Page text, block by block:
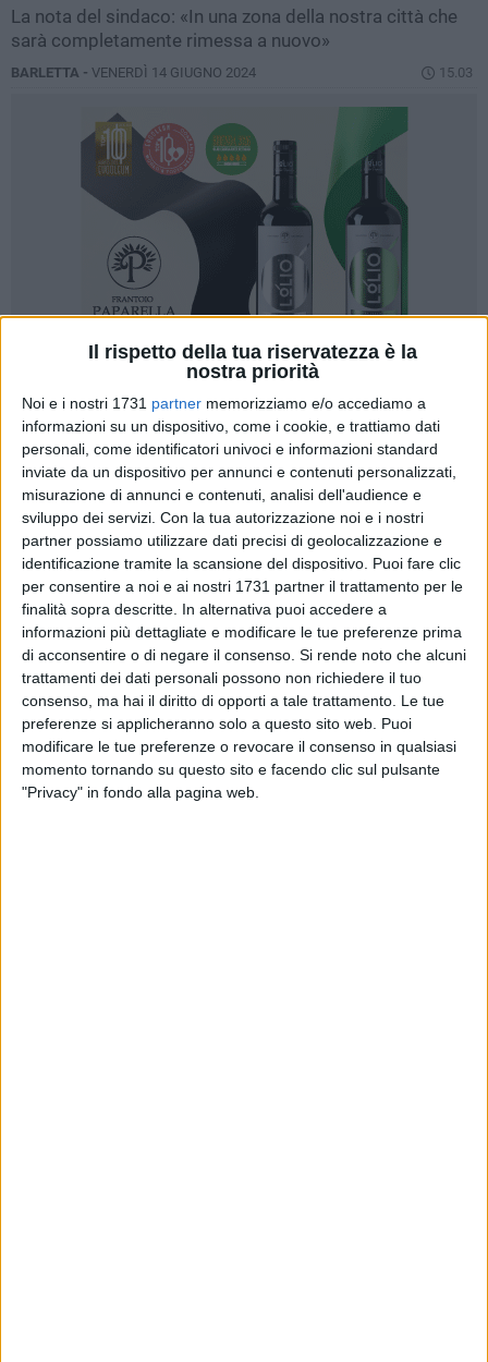
Il rispetto della tua riservatezza è la
nostra priorità
Noi e i nostri 1731 partner memorizziamo e/o accediamo a
informazioni su un dispositivo, come i cookie, e trattiamo dati
personali, come identificatori univoci e informazioni standard
inviate da un dispositivo per annunci e contenuti personalizzati,
misurazione di annunci e contenuti, analisi dell'audience e
sviluppo dei servizi. Con la tua autorizzazione noi e i nostri
partner possiamo utilizzare dati precisi di geolocalizzazione e
identificazione tramite la scansione del dispositivo. Puoi fare clic
per consentire a noi e ai nostri 1731 partner il trattamento per le
finalità sopra descritte. In alternativa puoi accedere a
informazioni più dettagliate e modificare le tue preferenze prima
di acconsentire o di negare il consenso. Si rende noto che alcuni
trattamenti dei dati personali possono non richiedere il tuo
consenso, ma hai il diritto di opporti a tale trattamento. Le tue
preferenze si applicheranno solo a questo sito web. Puoi
modificare le tue preferenze o revocare il consenso in qualsiasi
momento tornando su questo sito e facendo clic sul pulsante
"Privacy" in fondo alla pagina web.
La nota del sindaco: «In una zona della nostra città che
sarà completamente rimessa a nuovo»
BARLETTA - VENERDÌ 14 GIUGNO 2024 15.03
19
«Erano anni che non si provvedeva alla pulizia straordinaria
dell'ex distilleria. L'ultimo pezzo da riqualificare di una zona
della nostra città rimessa a nuovo con il nuovo fronte
stazione Bari Nord, la nuova biblioteca "Alfredo Reichlin", i 16
nuovi alloggi per utenti sociali differenziati, il nuovo
parcheggio interrato, il Future Center». Così il sindaco
Cannito divulgando le foto dell'intervento di pulizia
straordinaria di questa mattina.
«La strada è lunga e sono davvero tante le cose arretrate da
portare una volta per tutte a termine. Ringrazio gli operatori
Bar.S.A. per l'impegno profuso e per avermi sopportato nella